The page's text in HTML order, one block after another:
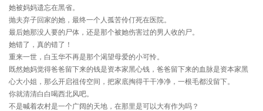
她被妈妈遗忘在黑省。
抛夫弃子回家的她，最终一个人孤苦伶仃死在医院。
最后她那没人要的尸体，还是那个被她伤害过的男人收的尸。
她错了，真的错了！
重来一世，白玉华不再是那个渴望母爱的小可怜。
既然她妈觉得爸爸留下来的钱是资本家黑心钱，爸爸留下来的血脉是资本家黑
心大小姐，那么开启祖传空间，把家底掏得干干净净，一根毛都没留下。
你就清清白白喝西北风吧。
不是喊着农村是一个广阔的天地，在那里是可以大有作为吗？